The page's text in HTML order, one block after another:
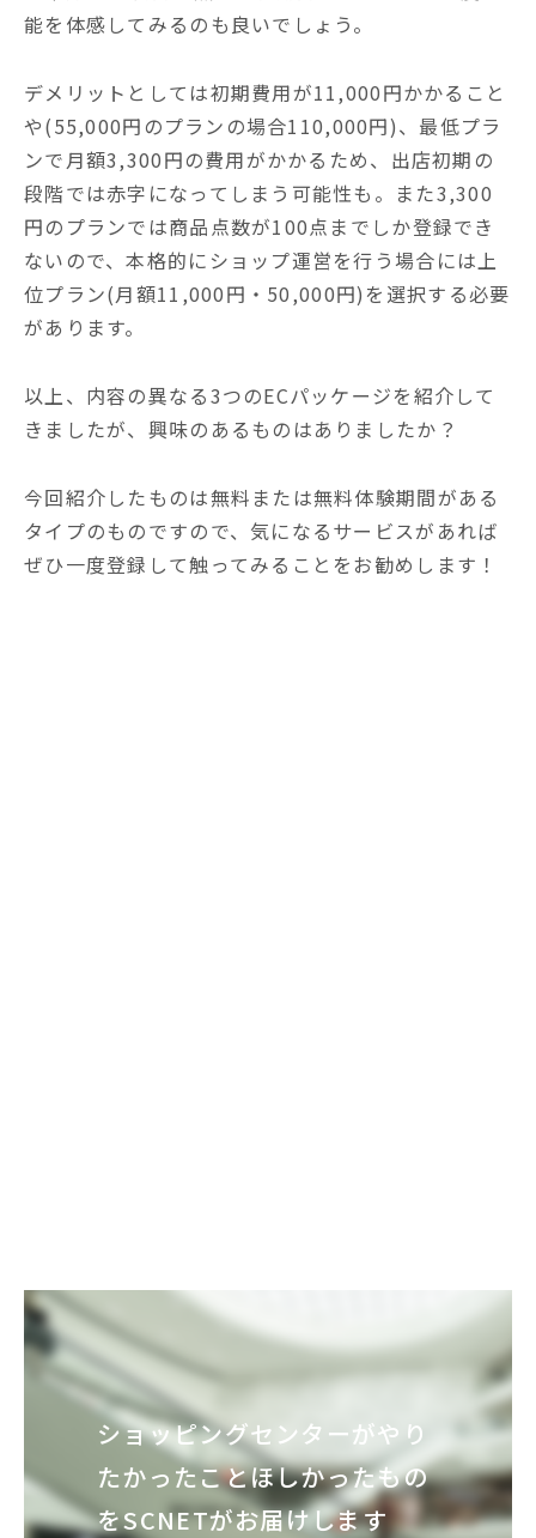
能を体感してみるのも良いでしょう。
デメリットとしては初期費用が11,000円かかること
や(55,000円のプランの場合110,000円)、最低プラ
ンで月額3,300円の費用がかかるため、出店初期の
段階では赤字になってしまう可能性も。また3,300
円のプランでは商品点数が100点までしか登録でき
ないので、本格的にショップ運営を行う場合には上
位プラン(月額11,000円・50,000円)を選択する必要
があります。
以上、内容の異なる3つのECパッケージを紹介して
きましたが、興味のあるものはありましたか？
今回紹介したものは無料または無料体験期間がある
タイプのものですので、気になるサービスがあれば
ぜひ一度登録して触ってみることをお勧めします！
ショッピングセンターがやり
たかったことほしかったもの
をSCNETがお届けします